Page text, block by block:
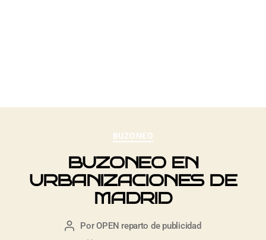
BUZONEO
BUZONEO EN
URBANIZACIONES DE
MADRID
PorOPEN reparto de publicidad